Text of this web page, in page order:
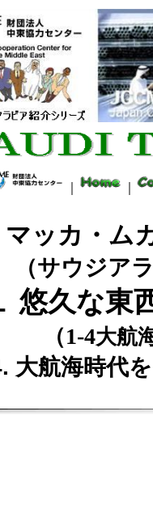
マッカ・ム
（サウジア
悠久な東
（1-4大航
大航海時代